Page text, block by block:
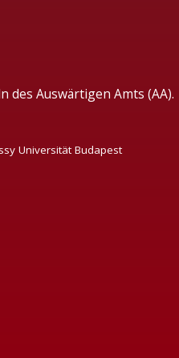
des Auswärtigen Amts (AA).
Universität Budapest